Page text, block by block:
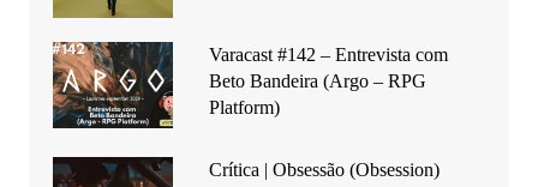
Varacast #142 – Entrevista com
Beto Bandeira (Argo – RPG
Platform)
Crítica | Obsessão (Obsession)